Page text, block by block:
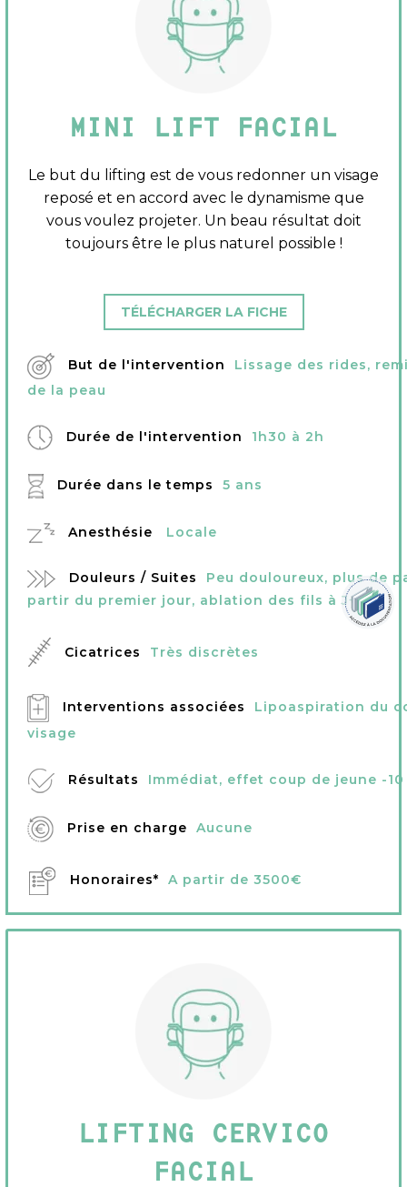
MINI LIFT FACIAL
Le but du lifting est de vous redonner un visage
reposé et en accord avec le dynamisme que
vous voulez projeter. Un beau résultat doit
toujours être le plus naturel possible !
TÉLÉCHARGER LA FICHE
But de l'intervention
Lissage des rides,
de la peau
Durée de l'intervention 1h30 à 2h
Durée dans le temps 5 ans
Anesthésie Locale
Douleurs / Suites
Peu douloureux, plus de
partir du premier jour, ablation des fils à J+7
Cicatrices Très discrètes
Interventions associées
Lipoaspiration du
visage
Résultats Immédiat, effet coup de jeune -10
Prise en charge Aucune
Honoraires* A partir de 3500€
LIFTING CERVICO
FACIAL